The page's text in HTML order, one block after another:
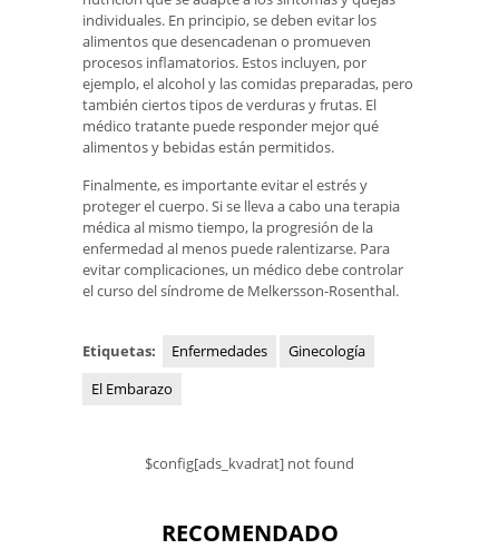
individuales. En principio, se deben evitar los
alimentos que desencadenan o promueven
procesos inflamatorios. Estos incluyen, por
ejemplo, el alcohol y las comidas preparadas, pero
también ciertos tipos de verduras y frutas. El
médico tratante puede responder mejor qué
alimentos y bebidas están permitidos.
Finalmente, es importante evitar el estrés y
proteger el cuerpo. Si se lleva a cabo una terapia
médica al mismo tiempo, la progresión de la
enfermedad al menos puede ralentizarse. Para
evitar complicaciones, un médico debe controlar
el curso del síndrome de Melkersson-Rosenthal.
Etiquetas: Enfermedades
Ginecología
El Embarazo
$config[ads_kvadrat] not found
RECOMENDADO